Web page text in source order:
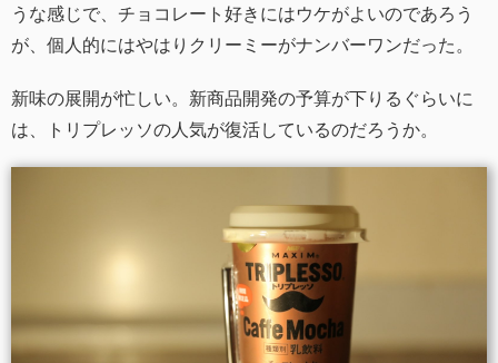
うな感じで、チョコレート好きにはウケがよいのであろう
が、個人的にはやはりクリーミーがナンバーワンだった。
新味の展開が忙しい。新商品開発の予算が下りるぐらいに
は、トリプレッソの人気が復活しているのだろうか。